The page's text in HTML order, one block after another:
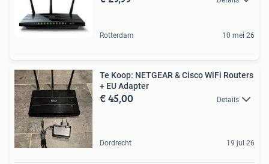
Rotterdam 10 mei 26
Te Koop: NETGEAR & Cisco WiFi Routers
+ EU Adapter
€ 45,00 Details
Dordrecht 19 jul 26